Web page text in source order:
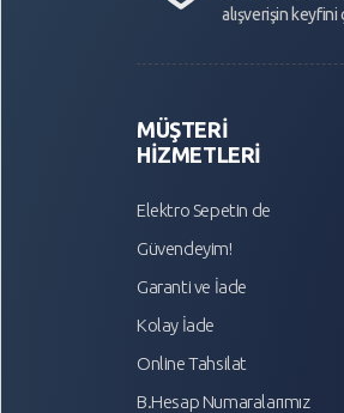
alışverişin keyfini
MÜŞTERİ
HİZMETLERİ
Elektro Sepetin de
Güvendeyim!
Garanti ve İade
Kolay İade
Online Tahsilat
B.Hesap Numaralarımız